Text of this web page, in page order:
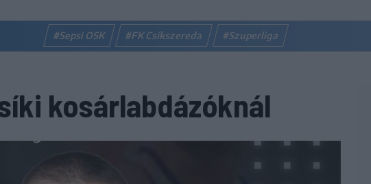
#Sepsi OSK #FK Csíkszereda #Szuperliga
kosárlabdázóknál